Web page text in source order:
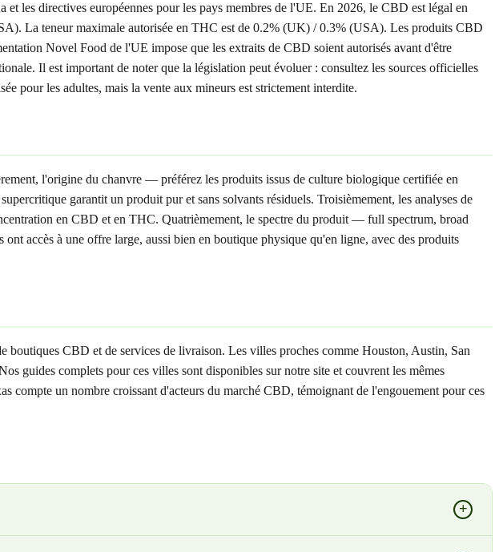
les directives européennes pour les pays membres de l'UE. En 2026, le CBD est légal en
La teneur maximale autorisée en THC est de 0.2% (UK) / 0.3% (USA). Les produits CBD
Novel Food de l'UE impose que les extraits de CBD soient autorisés avant d'être
Il est important de noter que la législation peut évoluer : consultez les sources officielles
pour les adultes, mais la vente aux mineurs est strictement interdite.
l'origine du chanvre — préférez les produits issus de culture biologique certifiée en
garantit un produit pur et sans solvants résiduels. Troisièmement, les analyses de
en CBD et en THC. Quatrièmement, le spectre du produit — full spectrum, broad
accès à une offre large, aussi bien en boutique physique qu'en ligne, avec des produits
boutiques CBD et de services de livraison. Les villes proches comme Houston, Austin, San
guides complets pour ces villes sont disponibles sur notre site et couvrent les mêmes
compte un nombre croissant d'acteurs du marché CBD, témoignant de l'engouement pour ces
+